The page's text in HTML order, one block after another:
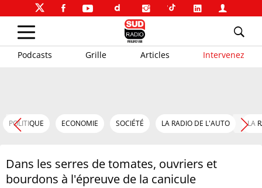
Podcasts Grille Articles Intervenez
POLITIQUE ECONOMIE SOCIÉTÉ LA RADIO DE L'AUTO LA
Dans les serres de tomates, ouvriers et
bourdons à l'épreuve de la canicule